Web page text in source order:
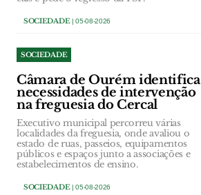
SOCIEDADE| 05-08-2026
SOCIEDADE
Câmara de Ourém identifica
necessidades de intervenção
na freguesia do Cercal
Executivo municipal percorreu várias
localidades da freguesia, onde avaliou o
estado de ruas, passeios, equipamentos
públicos e espaços junto a associações e
estabelecimentos de ensino.
SOCIEDADE| 05-08-2026